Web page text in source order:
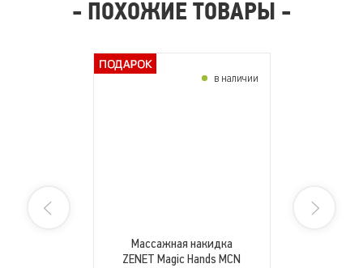
- ПОХОЖИЕ ТОВАРЫ -
Массажная накидка
ZENET Magic Hands MCN
в наличии